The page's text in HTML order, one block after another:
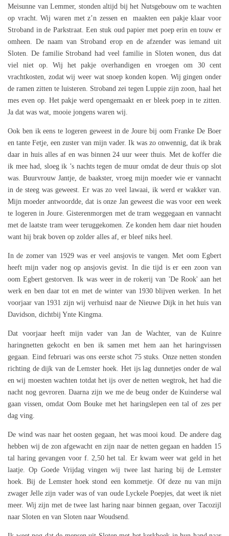
Meisunne van Lemmer, stonden altijd bij het Nutsgebouw om te wachten
op vracht. Wij waren met z’n zessen en maakten een pakje klaar voor
Stroband in de Parkstraat. Een stuk oud papier met poep erin en touw er
omheen. De naam van Stroband erop en de afzender was iemand uit
Sloten. De familie Stroband had veel familie in Sloten wonen, dus dat
viel niet op. Wij het pakje overhandigen en vroegen om 30 cent
vrachtkosten, zodat wij weer wat snoep konden kopen. Wij gingen onder
de ramen zitten te luisteren. Stroband zei tegen Luppie zijn zoon, haal het
mes even op. Het pakje werd opengemaakt en er bleek poep in te zitten.
Ja dat was wat, mooie jongens waren wij.
Ook ben ik eens te logeren geweest in de Joure bij oom Franke De Boer
en tante Fetje, een zuster van mijn vader. Ik was zo onwennig, dat ik brak
daar in huis alles af en was binnen 24 uur weer thuis. Met de koffer die
ik mee had, sloeg ik ’s nachts tegen de muur omdat de deur thuis op slot
was. Buurvrouw Jantje, de baakster, vroeg mijn moeder wie er vannacht
in de steeg was geweest. Er was zo veel lawaai, ik werd er wakker van.
Mijn moeder antwoordde, dat is onze Jan geweest die was voor een week
te logeren in Joure. Gisterenmorgen met de tram weggegaan en vannacht
met de laatste tram weer teruggekomen. Ze konden hem daar niet houden
want hij brak boven op zolder alles af, er bleef niks heel.
In de zomer van 1929 was er veel ansjovis te vangen. Met oom Egbert
heeft mijn vader nog op ansjovis gevist. In die tijd is er een zoon van
oom Egbert gestorven. Ik was weer in de rokerij van 'De Rook' aan het
werk en ben daar tot en met de winter van 1930 blijven werken. In het
voorjaar van 1931 zijn wij verhuisd naar de Nieuwe Dijk in het huis van
Davidson, dichtbij Ynte Kingma.
Dat voorjaar heeft mijn vader van Jan de Wachter, van de Kuinre
haringnetten gekocht en ben ik samen met hem aan het haringvissen
gegaan. Eind februari was ons eerste schot 75 stuks. Onze netten stonden
richting de dijk van de Lemster hoek. Het ijs lag dunnetjes onder de wal
en wij moesten wachten totdat het ijs over de netten wegtrok, het had die
nacht nog gevroren. Daarna zijn we me de beug onder de Kuinderse wal
gaan vissen, omdat Oom Bouke met het haringslepen een tal of zes per
dag ving.
De wind was naar het oosten gegaan, het was mooi koud. De andere dag
hebben wij de zon afgewacht en zijn naar de netten gegaan en hadden 15
tal haring gevangen voor f. 2,50 het tal. Er kwam weer wat geld in het
laatje. Op Goede Vrijdag vingen wij twee last haring bij de Lemster
hoek. Bij de Lemster hoek stond een kommetje. Of deze nu van mijn
zwager Jelle zijn vader was of van oude Lyckele Poepjes, dat weet ik niet
meer. Wij zijn met de twee last haring naar binnen gegaan, over Tacozijl
naar Sloten en van Sloten naar Woudsend.